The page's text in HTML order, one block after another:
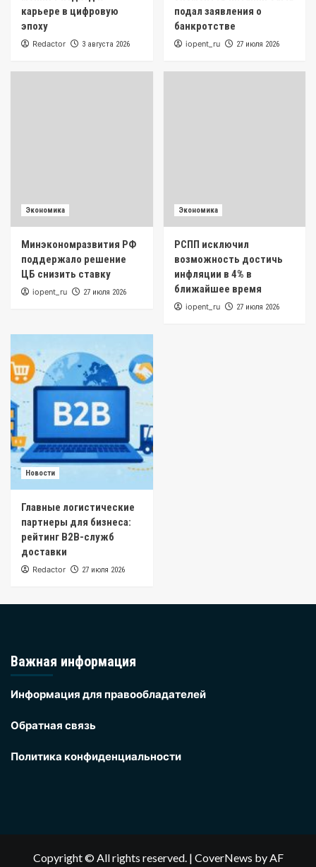
карьере в цифровую
эпоху
Redactor 3 августа 2026
подал заявления о
банкротстве
iopent_ru 27 июля 2026
Экономика
Минэкономразвития РФ
поддержало решение
ЦБ снизить ставку
iopent_ru 27 июля 2026
Экономика
РСПП исключил
возможность достичь
инфляции в 4% в
ближайшее время
iopent_ru 27 июля 2026
Новости
Главные логистические
партнеры для бизнеса:
рейтинг B2B-служб
доставки
Redactor 27 июля 2026
Важная информация
Информация для правообладателей
Обратная связь
Политика конфиденциальности
Copyright © All rights reserved. | CoverNews by AF